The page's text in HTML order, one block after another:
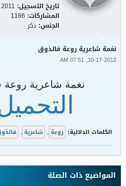
تاريخ التسجيل:
المشاركات: 1186
الجنس: ذكر
نغمة شاعرية روعة فالذوق
10-17-2012, 07:51 AM
نغمة شاعرية
التحميل
الكلمات الدلالية: روعة , شاعرية ,
المواضيع ذات الصلة